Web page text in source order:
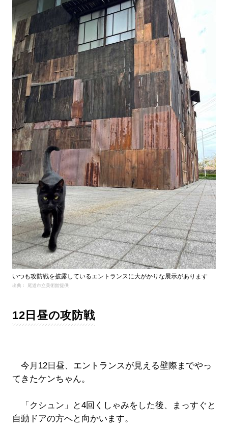
いつも攻防戦を披露しているエントランスに大がかりな展示があります
出典： 尾道市立美術館提供
12日昼の攻防戦
今月12日昼、エントランスが見える壁際までやっ
てきたケンちゃん。
「クシュン」と4回くしゃみをした後、まっすぐと
自動ドアの方へと向かいます。